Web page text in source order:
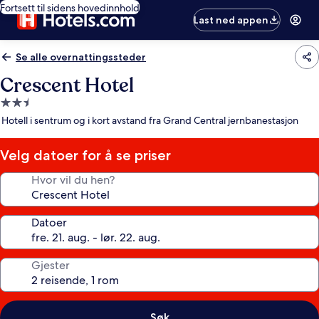
Fortsett til sidens hovedinnhold
Last ned appen
Se alle overnattingssteder
Crescent Hotel
Overnattingssted
med
stjerner
Hotell i sentrum og i kort avstand fra Grand Central jernbanestasjon
Velg datoer for å se priser
Hvor vil du hen?
Datoer
Gjester